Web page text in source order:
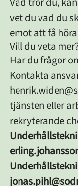
vet du vad du
emot att få
Vill du veta mer?
Har du frågor
Kontakta
tjänsten eller
rekryterande